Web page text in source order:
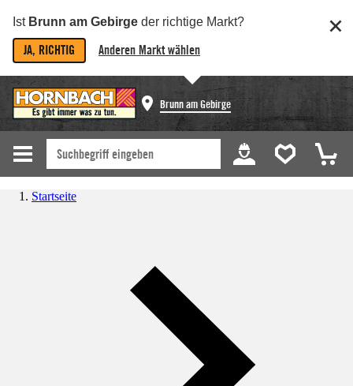
Ist Brunn am Gebirge der richtige Markt?
JA, RICHTIG Anderen Markt wählen
Brunn am Gebirge
Startseite